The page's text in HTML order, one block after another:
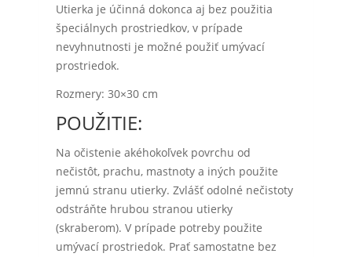
Utierka je účinná dokonca aj bez použitia
špeciálnych prostriedkov, v prípade
nevyhnutnosti je možné použiť umývací
prostriedok.
Rozmery: 30×30 cm
POUŽITIE:
Na očistenie akéhokoľvek povrchu od
nečistôt, prachu, mastnoty a iných použite
jemnú stranu utierky. Zvlášť odolné nečistoty
odstráňte hrubou stranou utierky
(skraberom). V prípade potreby použite
umývací prostriedok. Prať samostatne bez